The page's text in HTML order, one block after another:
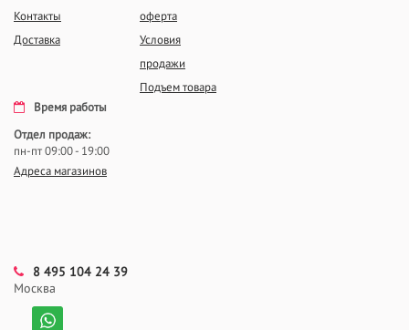
Контакты
Доставка
оферта
Условия
продажи
Подъем товара
Время работы
Отдел продаж:
пн-пт 09:00 - 19:00
Адреса магазинов
8 495 104 24 39
Москва